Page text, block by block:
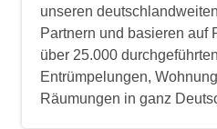
unseren
Partnern und basieren auf
über 25.000
Entrümpelungen,
Räumungen in ganz